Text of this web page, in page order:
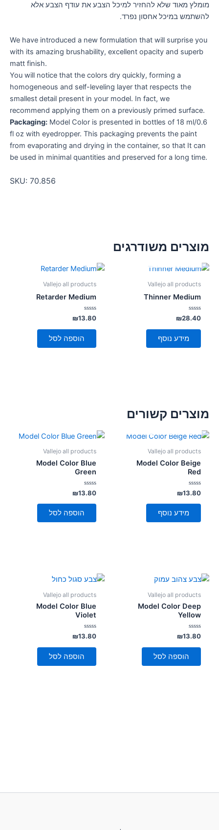
מומלץ מאוד שלא להחזיר למיכל הצבע את עודף הצבע אלא
להשתמש במיכל אחסון נפרד.
We have introduced a new formulation that will surprise you
with its amazing brushability, excellent opacity and superb
matt finish.
You will notice that the colors dry quickly, forming a
homogeneous and self-leveling layer that respects the
smallest detail present in your model. In fact, we
recommend applying them on a previously primed surface.
Packaging: Model Color is presented in bottles of 18 ml/0.6
fl oz with eyedropper. This packaging prevents the paint
from evaporating and drying in the container, so that It can
be used in minimal quantities and preserved for a long time.
SKU: 70.856
מוצרים משודרגים
Vallejo all products
Thinner Medium
דורג
0
מתוך
₪28.40
מידע נוסף
Vallejo all products
Retarder Medium
דורג
0
מתוך
₪13.80
הוספה לסל
מוצרים קשורים
Vallejo all products
Model Color Beige
Red
דורג
0
מתוך
₪13.80
מידע נוסף
Vallejo all products
Model Color Blue
Green
דורג
0
מתוך
₪13.80
הוספה לסל
Vallejo all products
Model Color Deep
Yellow
דורג
0
מתוך
₪13.80
הוספה לסל
Vallejo all products
Model Color Blue
Violet
דורג
0
מתוך
₪13.80
הוספה לסל